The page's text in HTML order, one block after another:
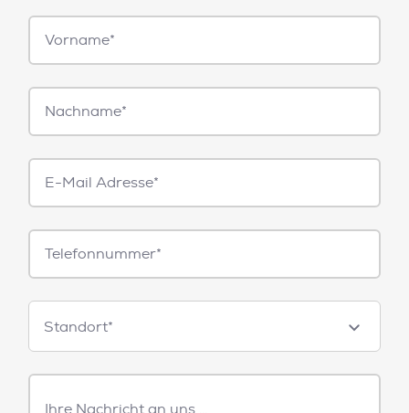
Vorname*
Nachname*
E-
Mail*
Telefonnummer
Standorte
Standort*
Freitext
Nachricht